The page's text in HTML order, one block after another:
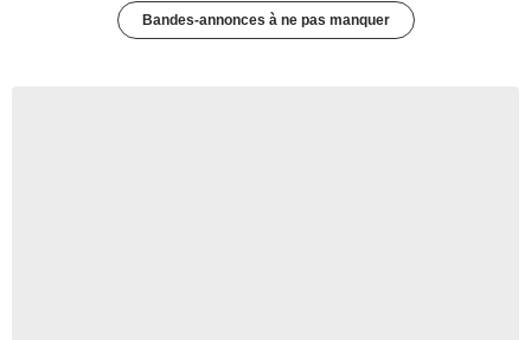
Bandes-annonces à ne pas manquer